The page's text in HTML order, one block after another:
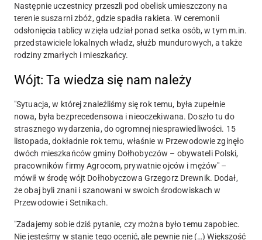
Następnie uczestnicy przeszli pod obelisk umieszczony na
terenie suszarni zbóż, gdzie spadła rakieta. W ceremonii
odsłonięcia tablicy wzięła udział ponad setka osób, w tym m.in.
przedstawiciele lokalnych władz, służb mundurowych, a także
rodziny zmarłych i mieszkańcy.
Wójt: Ta wiedza się nam należy
"Sytuacja, w której znaleźliśmy się rok temu, była zupełnie
nowa, była bezprecedensowa i nieoczekiwana. Doszło tu do
strasznego wydarzenia, do ogromnej niesprawiedliwości. 15
listopada, dokładnie rok temu, właśnie w Przewodowie zginęło
dwóch mieszkańców gminy Dołhobyczów – obywateli Polski,
pracowników firmy Agrocom, prywatnie ojców i mężów" –
mówił w środę wójt Dołhobyczowa Grzegorz Drewnik. Dodał,
że obaj byli znani i szanowani w swoich środowiskach w
Przewodowie i Setnikach.
"Zadajemy sobie dziś pytanie, czy można było temu zapobiec.
Nie jesteśmy w stanie tego ocenić, ale pewnie nie (…) Większość